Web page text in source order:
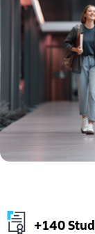
+140